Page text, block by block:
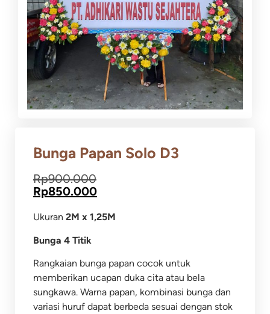
Bunga Papan Solo D3
Rp900.000
Rp850.000
Ukuran 2M x 1,25M
Bunga 4 Titik
Rangkaian bunga papan cocok untuk
memberikan ucapan duka cita atau bela
sungkawa. Warna papan, kombinasi bunga dan
variasi huruf dapat berbeda sesuai dengan stok